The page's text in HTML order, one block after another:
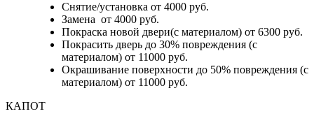
Снятие/установка от 4000 руб.
Замена от 4000 руб.
Покраска новой двери(с материалом) от 6300 руб.
Покрасить дверь до 30% повреждения (с
материалом) от 11000 руб.
Окрашивание поверхности до 50% повреждения (с
материалом) от 11000 руб.
КАПОТ